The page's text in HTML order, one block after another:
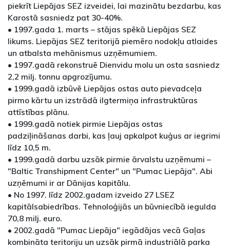
piekrīt Liepājas SEZ izveidei, lai mazinātu bezdarbu, kas
Karostā sasniedz pat 30-40%.
• 1997.gada 1. marts – stājas spēkā Liepājas SEZ
likums. Liepājas SEZ teritorijā piemēro nodokļu atlaides
un atbalsta mehānismus uzņēmumiem.
• 1997.gadā rekonstruē Dienvidu molu un osta sasniedz
2,2 milj. tonnu apgrozījumu.
• 1999.gadā izbūvē Liepājas ostas auto pievadceļa
pirmo kārtu un izstrādā ilgtermiņa infrastruktūras
attīstības plānu.
• 1999.gadā notiek pirmie Liepājas ostas
padziļināšanas darbi, kas ļauj apkalpot kuģus ar iegrimi
līdz 10,5 m.
• 1999.gadā darbu uzsāk pirmie ārvalstu uzņēmumi –
"Baltic Transhipment Center" un "Pumac Liepāja". Abi
uzņēmumi ir ar Dānijas kapitālu.
• No 1997. līdz 2002.gadam izveido 27 LSEZ
kapitālsabiedrības. Tehnoloģijās un būvniecībā iegulda
70,8 milj. euro.
• 2002.gadā "Pumac Liepāja" iegādājas vecā Gaļas
kombināta teritoriju un uzsāk pirmā industriālā parka